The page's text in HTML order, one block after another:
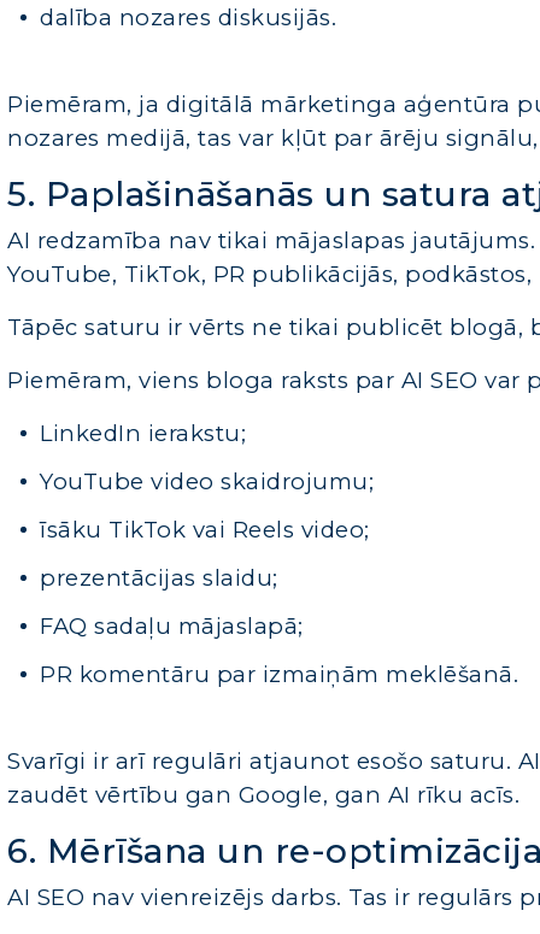
dalība nozares diskusijās.
Piemēram, ja digitālā mārketinga aģentūra
nozares medijā, tas var kļūt par ārēju
5. Paplašināšanās un satura
AI redzamība nav tikai mājaslapas
YouTube, TikTok, PR publikācijās,
Tāpēc saturu ir vērts ne tikai publicēt blogā,
Piemēram, viens bloga raksts par AI SEO var
LinkedIn ierakstu;
YouTube video skaidrojumu;
īsāku TikTok vai Reels video;
prezentācijas slaidu;
FAQ sadaļu mājaslapā;
PR komentāru par izmaiņām meklēšanā.
Svarīgi ir arī regulāri atjaunot esošo saturu.
zaudēt vērtību gan Google, gan AI rīku acīs.
6. Mērīšana un re-
AI SEO nav vienreizējs darbs. Tas ir regulārs